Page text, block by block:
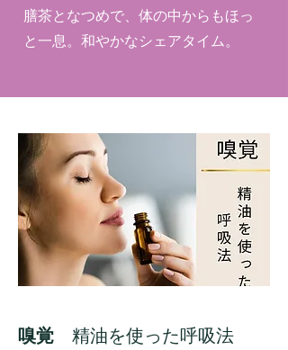
膳茶となつめで、体の中からもほっ
と一息。和やかなシェアタイム。
嗅覚 精油を使った呼吸法